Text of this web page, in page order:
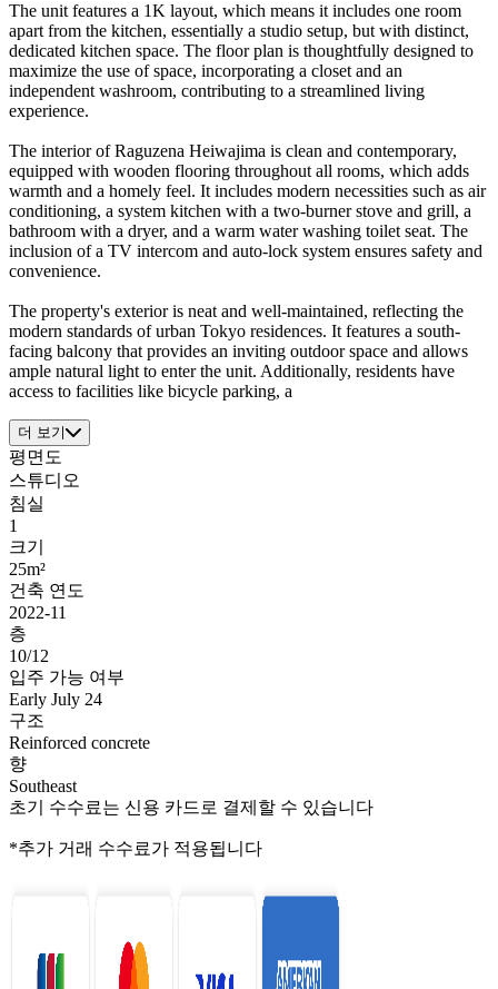
The unit features a 1K layout, which means it includes one room
apart from the kitchen, essentially a studio setup, but with distinct,
dedicated kitchen space. The floor plan is thoughtfully designed to
maximize the use of space, incorporating a closet and an
independent washroom, contributing to a streamlined living
experience.
The interior of Raguzena Heiwajima is clean and contemporary,
equipped with wooden flooring throughout all rooms, which adds
warmth and a homely feel. It includes modern necessities such as air
conditioning, a system kitchen with a two-burner stove and grill, a
bathroom with a dryer, and a warm water washing toilet seat. The
inclusion of a TV intercom and auto-lock system ensures safety and
convenience.
The property's exterior is neat and well-maintained, reflecting the
modern standards of urban Tokyo residences. It features a south-
facing balcony that provides an inviting outdoor space and allows
ample natural light to enter the unit. Additionally, residents have
access to facilities like bicycle parking, a
더 보기
평면도
스튜디오
침실
1
크기
25m²
건축 연도
2022-11
층
10/12
입주 가능 여부
Early July 24
구조
Reinforced concrete
향
Southeast
초기 수수료는 신용 카드로 결제할 수 있습니다
*추가 거래 수수료가 적용됩니다